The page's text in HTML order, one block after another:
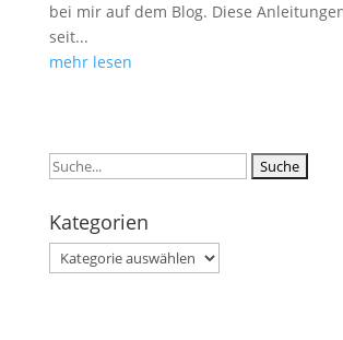
bei mir auf dem Blog. Diese
seit...
mehr lesen
Suchen
Kategorien
Kategorien